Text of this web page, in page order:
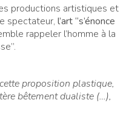
productions artistiques et
spectateur, l’art “s’énonce
rappeler l’homme à la
proposition plastique,
bêtement dualiste (…),